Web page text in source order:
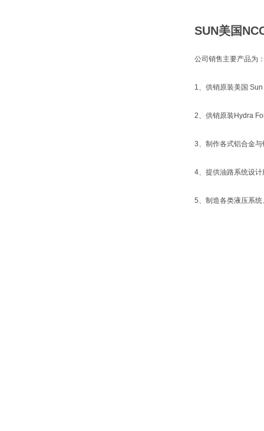
SUN美国
公司销售主要产品为
1、供销原装美国
2、供销原装Hydra
3、制作各式铝合金与
4、提供油路系统设
5、制造各类液压系